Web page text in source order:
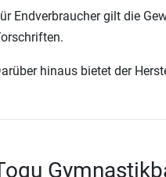
Endverbraucher gilt die
hinaus bietet der